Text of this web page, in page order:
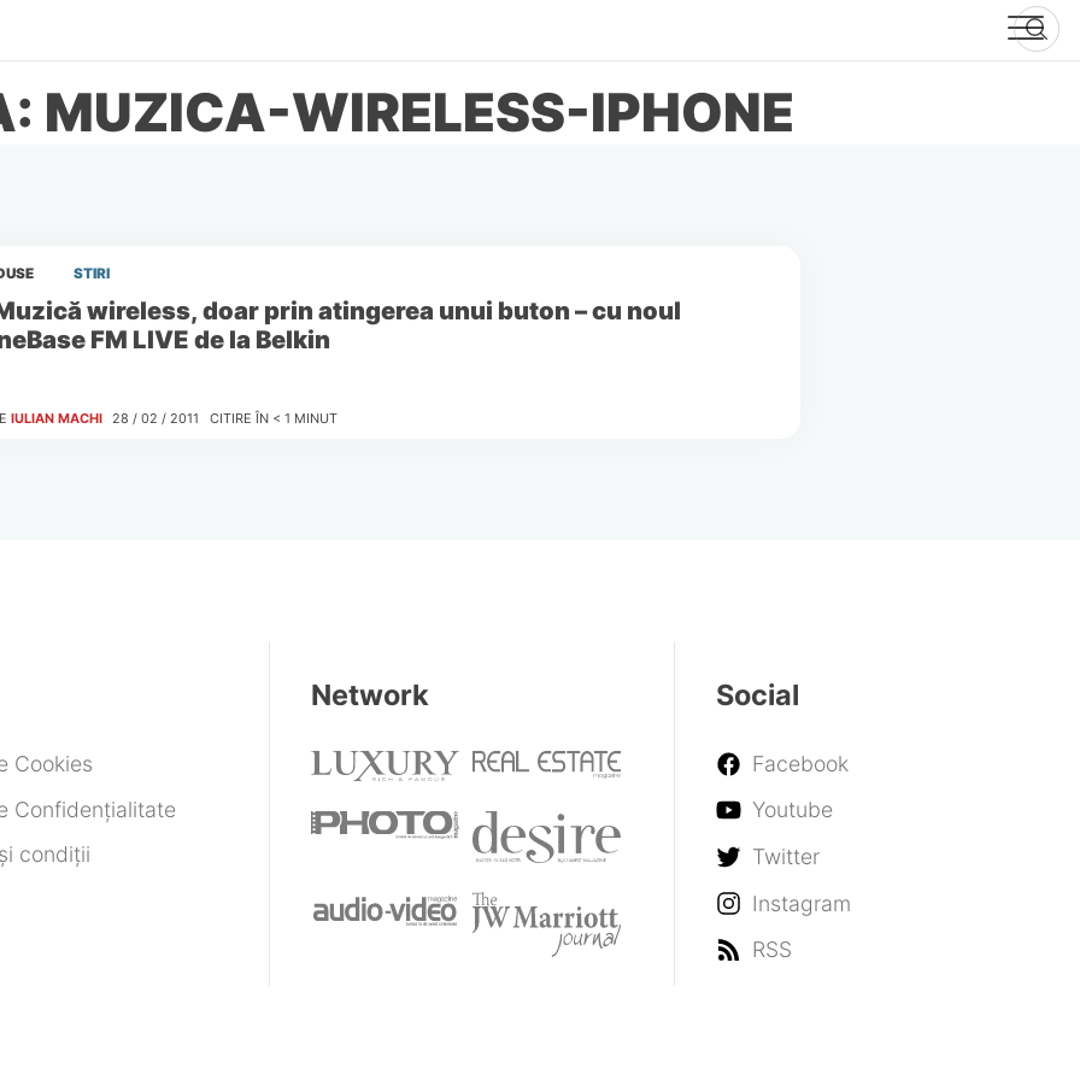
MUZICA-WIRELESS-IPHONE
STIRI
wireless, doar prin atingerea unui buton – cu noul
FM LIVE de la Belkin
IULIAN MACHI 28 / 02 / 2011 CITIRE ÎN < 1 MINUT
Cookies
Confidențialitate
condiții
Network Social
Facebook
Youtube
Twitter
Instagram
RSS